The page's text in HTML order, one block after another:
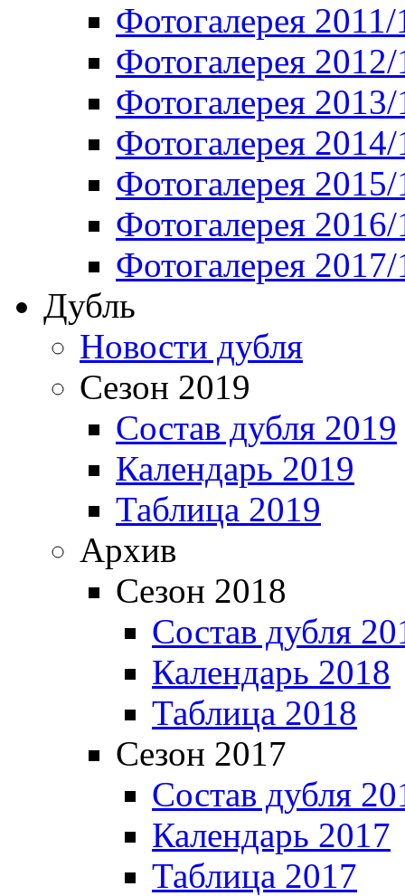
Фотогалерея 2011/
Фотогалерея
Фотогалерея
Фотогалерея
Фотогалерея
Фотогалерея
Фотогалерея
Дубль
Новости дубля
Сезон 2019
Состав дубля 2019
Календарь 2019
Таблица 2019
Архив
Сезон 2018
Состав дубля
Календарь 2018
Таблица 2018
Сезон 2017
Состав дубля
Календарь 2017
Таблица 2017